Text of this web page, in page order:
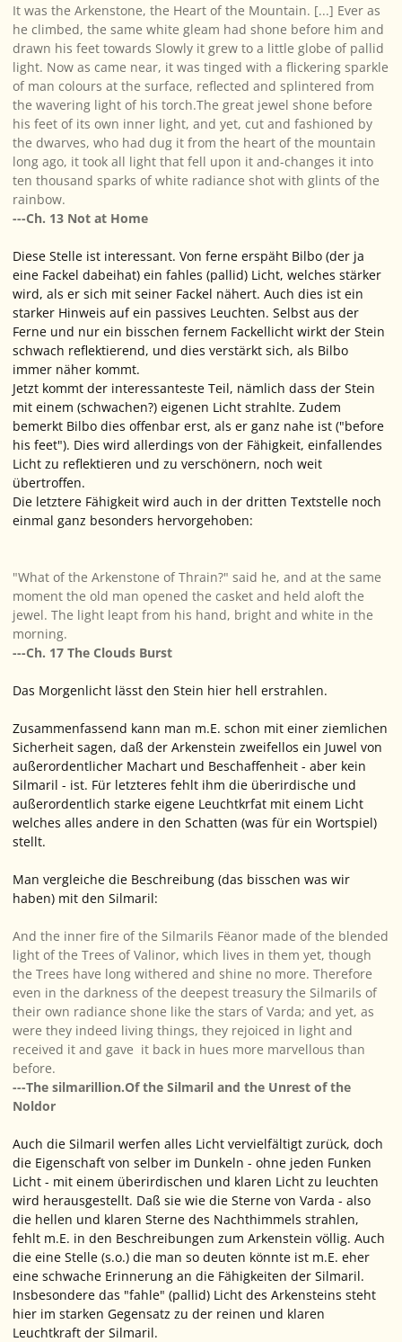
It was the Arkenstone, the Heart of the Mountain. [...] Ever as
he climbed, the same white gleam had shone before him and
drawn his feet towards Slowly it grew to a little globe of pallid
light. Now as came near, it was tinged with a flickering sparkle
of man colours at the surface, reflected and splintered from
the wavering light of his torch.The great jewel shone before
his feet of its own inner light, and yet, cut and fashioned by
the dwarves, who had dug it from the heart of the mountain
long ago, it took all light that fell upon it and-changes it into
ten thousand sparks of white radiance shot with glints of the
rainbow.
---Ch. 13 Not at Home
Diese Stelle ist interessant. Von ferne erspäht Bilbo (der ja
eine Fackel dabeihat) ein fahles (pallid) Licht, welches stärker
wird, als er sich mit seiner Fackel nähert. Auch dies ist ein
starker Hinweis auf ein passives Leuchten. Selbst aus der
Ferne und nur ein bisschen fernem Fackellicht wirkt der Stein
schwach reflektierend, und dies verstärkt sich, als Bilbo
immer näher kommt.
Jetzt kommt der interessanteste Teil, nämlich dass der Stein
mit einem (schwachen?) eigenen Licht strahlte. Zudem
bemerkt Bilbo dies offenbar erst, als er ganz nahe ist ("before
his feet"). Dies wird allerdings von der Fähigkeit, einfallendes
Licht zu reflektieren und zu verschönern, noch weit
übertroffen.
Die letztere Fähigkeit wird auch in der dritten Textstelle noch
einmal ganz besonders hervorgehoben:
"What of the Arkenstone of Thrain?" said he, and at the same
moment the old man opened the casket and held aloft the
jewel. The light leapt from his hand, bright and white in the
morning.
---Ch. 17 The Clouds Burst
Das Morgenlicht lässt den Stein hier hell erstrahlen.
Zusammenfassend kann man m.E. schon mit einer ziemlichen
Sicherheit sagen, daß der Arkenstein zweifellos ein Juwel von
außerordentlicher Machart und Beschaffenheit - aber kein
Silmaril - ist. Für letzteres fehlt ihm die überirdische und
außerordentlich starke eigene Leuchtkrfat mit einem Licht
welches alles andere in den Schatten (was für ein Wortspiel)
stellt.
Man vergleiche die Beschreibung (das bisschen was wir
haben) mit den Silmaril:
And the inner fire of the Silmarils Fëanor made of the blended
light of the Trees of Valinor, which lives in them yet, though
the Trees have long withered and shine no more. Therefore
even in the darkness of the deepest treasury the Silmarils of
their own radiance shone like the stars of Varda; and yet, as
were they indeed living things, they rejoiced in light and
received it and gave it back in hues more marvellous than
before.
---The silmarillion.Of the Silmaril and the Unrest of the
Noldor
Auch die Silmaril werfen alles Licht vervielfältigt zurück, doch
die Eigenschaft von selber im Dunkeln - ohne jeden Funken
Licht - mit einem überirdischen und klaren Licht zu leuchten
wird herausgestellt. Daß sie wie die Sterne von Varda - also
die hellen und klaren Sterne des Nachthimmels strahlen,
fehlt m.E. in den Beschreibungen zum Arkenstein völlig. Auch
die eine Stelle (s.o.) die man so deuten könnte ist m.E. eher
eine schwache Erinnerung an die Fähigkeiten der Silmaril.
Insbesondere das "fahle" (pallid) Licht des Arkensteins steht
hier im starken Gegensatz zu der reinen und klaren
Leuchtkraft der Silmaril.